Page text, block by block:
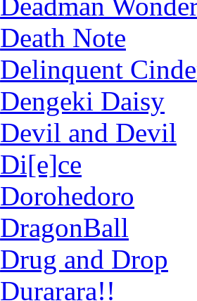
Death Note
Delinquent
Dengeki Daisy
Devil and Devil
Di[e]ce
Dorohedoro
DragonBall
Drug and Drop
Durarara!!